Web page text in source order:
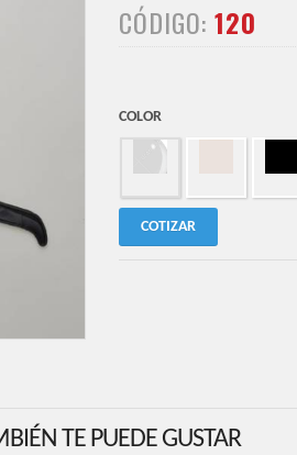
CÓDIGO: 120
COLOR
COTIZAR
TE PUEDE GUSTAR